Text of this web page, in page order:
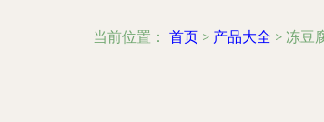
当前位置： 首页 > 产品大全 > 冻豆